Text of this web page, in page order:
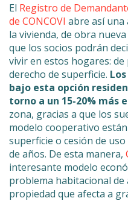
El Registro de
de CONCOVI abre así una
la vivienda, de obra
que los socios podrán
vivir en estos hogares:
derecho de superficie.
bajo esta opción
torno a un 15-20% más
zona, gracias a que los
modelo cooperativo
superficie o cesión de
de años. De esta manera,
interesante modelo
problema habitacional de
propiedad que afecta a